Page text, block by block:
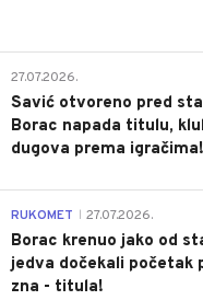
27.07.2026.
Savić otvoreno pred
Borac napada titulu,
dugova prema igračima!
RUKOMET 27.07.2026.
Borac krenuo jako od
jedva dočekali početak
zna - titula!